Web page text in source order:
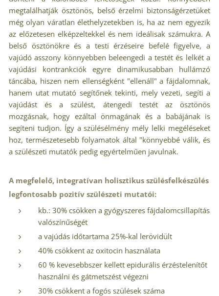
megtalálhatják ösztönös, belső érzelmi biztonságérzetüket
még olyan váratlan élethelyzetekben is, ha az nem egyezik
az előzetesen elképzeltekkel és nem ideálisak számukra. A
belső ösztönökre és a testi érzéseire befelé figyelve, a
vajúdó asszony könnyebben beleengedi a testét és lelkét a
vajúdási kontrankciók egyre dinamikusabban hullámzó
táncába, hiszen nem ellenségként "ellenáll" a fájdalomnak,
hanem utat mutató segítőnek tekinti, mely vezeti, segíti a
vajúdást és a szülést, átengedi testét az ösztönös
mozgásnak, hogy ezáltal önmagának és a babájának is
segíteni tudjon. Így a szülésélmény mély lelki megéléseket
hoz, természetesebb folyamatok által "könnyebbé válik, és
a szülészeti mutatók pedig egyértelműen javulnak.
A megfelelő, integratívan holisztikus szülésfelkészülés
legfontosabb pozitív szülészeti mutatói:
kb.: 30% csökken a gyógyszeres fájdalomcsillapítás
valószínűségét
a vajúdás időtartama 25%-kal lerövidült
40% csökkent az oxitocin használata
60 % kevesebbszer kellett epidurális érzéstelenítőt
használni és gátmetszést végezni
30% csökkent a fogós szülések száma